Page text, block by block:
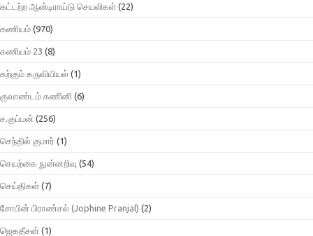
கட்டற்ற ஆன்டிராய்டு செயலிகள் (22)
கணியம் (970)
கணியம் 23 (8)
கற்கும் கருவியியல் (1)
குவாண்டம் கணினி (6)
ச.குப்பன் (256)
செந்தில் குமார் (1)
செயற்கை நுன்னறிவு (54)
செய்திகள் (7)
சோபின் பிராண்சல் (Jophine Pranjal) (2)
ஜெகதீசன் (1)